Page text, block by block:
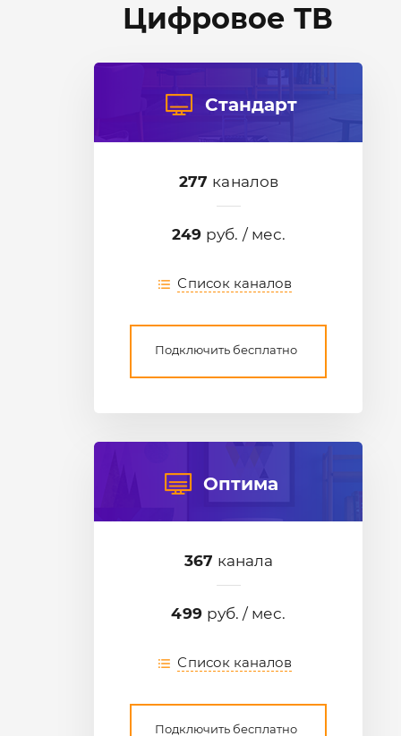
Стандарт
277 каналов
249 руб. / мес.
Список каналов
Подключить бесплатно
Оптима
367 канала
499 руб. / мес.
Список каналов
Подключить бесплатно
Цифровое ТВ